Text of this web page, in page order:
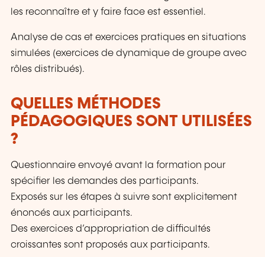
les reconnaître et y faire face est essentiel.
Analyse de cas et exercices pratiques en situations
simulées (exercices de dynamique de groupe avec
rôles distribués).
QUELLES MÉTHODES
PÉDAGOGIQUES SONT UTILISÉES
?
Questionnaire envoyé avant la formation pour
spécifier les demandes des participants.
Exposés sur les étapes à suivre sont explicitement
énoncés aux participants.
Des exercices d’appropriation de difficultés
croissantes sont proposés aux participants.